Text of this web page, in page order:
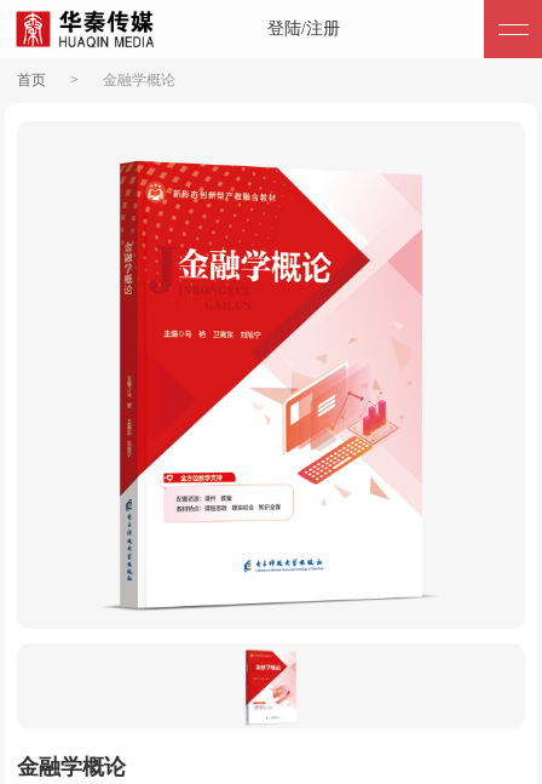
登陆/注册
首页 > 金融学概论
金融学概论